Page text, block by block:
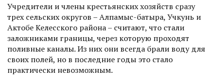
Учредители и члены крестьянских хозяйств сразу
трех сельских округов – Алпамыс-батыра, Учкунь и
Актобе Келесского района – считают, что стали
заложниками границы, через которую проходят
поливные каналы. Из них они всегда брали воду для
своих полей, но в последние годы это стало
практически невозможным.